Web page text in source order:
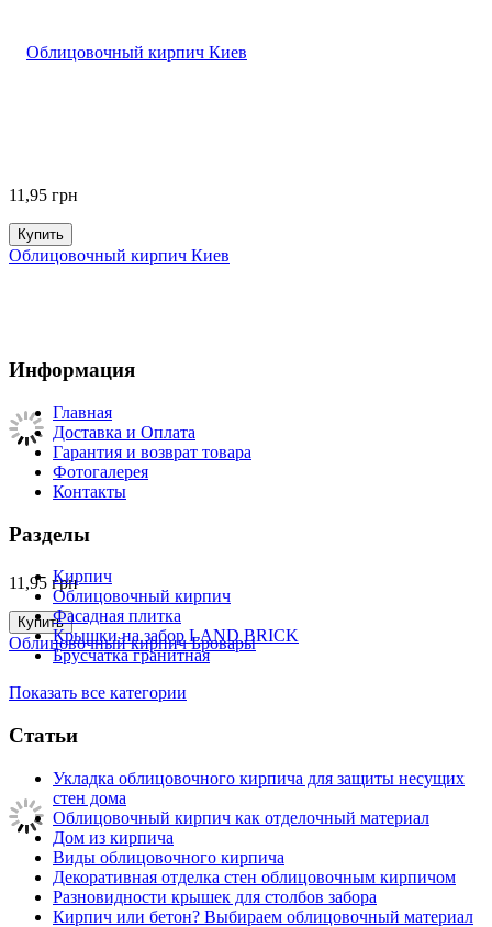
11,95 грн
Купить
Облицовочный кирпич Киев
11,95 грн
Купить
Облицовочный кирпич Бровары
Информация
Главная
Доставка и Оплата
Гарантия и возврат товара
Фотогалерея
Контакты
Разделы
Кирпич
Облицовочный кирпич
Фасадная плитка
Крышки на забор LAND BRICK
Брусчатка гранитная
Показать все категории
Статьи
Укладка облицовочного кирпича для защиты несущих
стен дома
Облицовочный кирпич как отделочный материал
Дом из кирпича
Виды облицовочного кирпича
Декоративная отделка стен облицовочным кирпичом
Разновидности крышек для столбов забора
Кирпич или бетон? Выбираем облицовочный материал